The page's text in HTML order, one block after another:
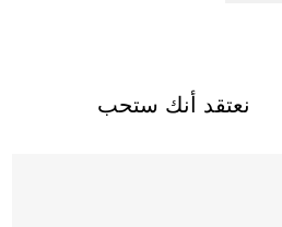
نعتقد أنك ستحب